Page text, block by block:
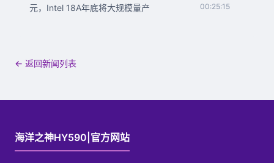
元，Intel 18A年底将大规模量产
00:25:15
← 返回新闻列表
海洋之神HY590|官方网站